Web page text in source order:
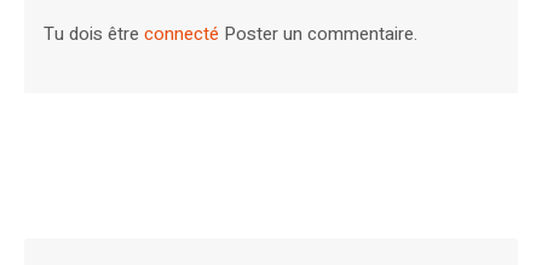
Tu dois êtreconnecté Poster un commentaire.